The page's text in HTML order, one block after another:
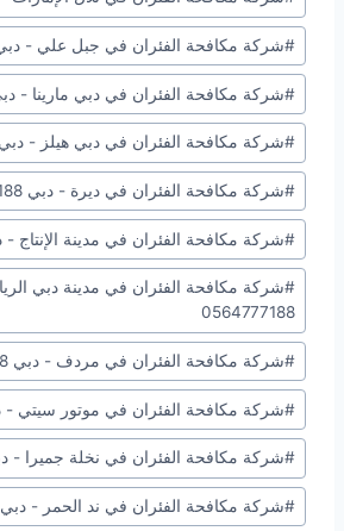
#شركة مكافحة الفئران في جبل علي - دبي
#شركة مكافحة الفئران في دبي مارينا - دبي
#شركة مكافحة الفئران في دبي هيلز - دبي
#شركة مكافحة الفئران في ديرة - دبي 0564777188
#شركة مكافحة الفئران في مدينة الإنتاج - دبي
#شركة مكافحة الفئران في مدينة دبي
0564777188
#شركة مكافحة الفئران في مردف - دبي 0564777188
#شركة مكافحة الفئران في موتور سيتي - دبي
#شركة مكافحة الفئران في نخلة جميرا - دبي
#شركة مكافحة الفئران في ند الحمر - دبي